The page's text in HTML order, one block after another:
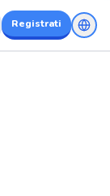
Registrati